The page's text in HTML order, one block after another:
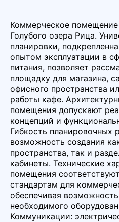
Коммерческое
Голубого озера Рица.
планировки,
опытом эксплуатации в
питания, позволяет
площадку для магазина,
офисного пространства
работы кафе.
помещения допускают
концепций и
Гибкость планировочных
возможность создания
пространства, так и
кабинеты. Технические
помещения
стандартам для
обеспечивая
необходимого
Коммуникации: